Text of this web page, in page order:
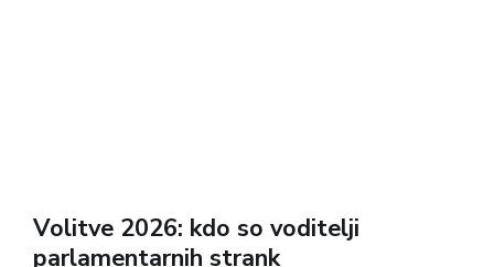
Volitve 2026: kdo so voditelji
parlamentarnih strank